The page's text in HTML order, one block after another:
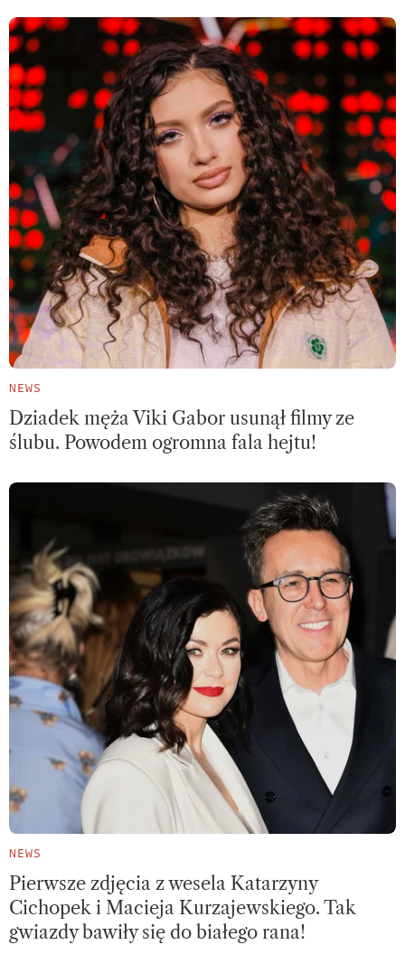
NEWS
Dziadek męża Viki Gabor usunął filmy ze
ślubu. Powodem ogromna fala hejtu!
NEWS
Pierwsze zdjęcia z wesela Katarzyny
Cichopek i Macieja Kurzajewskiego. Tak
gwiazdy bawiły się do białego rana!